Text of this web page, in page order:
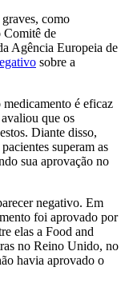
como
Comitê de
Agência Europeia de
sobre a
é eficaz
que os
Diante disso,
superam as
sua aprovação no
negativo. Em
foi aprovado por
elas a Food and
no Reino Unido, no
havia aprovado o